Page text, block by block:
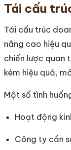
Tái cấu
Tái cấu trúc
nâng cao hiệu
chiến lược quan
kém hiệu quả,
Một số tình
Hoạt động
Công ty cần